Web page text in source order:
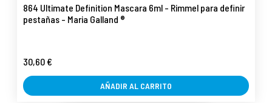
864 Ultimate Definition Mascara 6ml - Rimmel para definir
pestañas - Maria Galland ®
30,60 €
AÑADIR AL CARRITO